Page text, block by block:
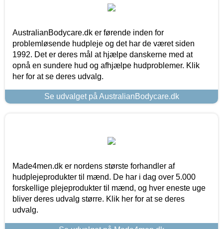
AustralianBodycare.dk er førende inden for
problemløsende hudpleje og det har de været siden
1992. Det er deres mål at hjælpe danskerne med at
opnå en sundere hud og afhjælpe hudproblemer. Klik
her for at se deres udvalg.
Se udvalget på AustralianBodycare.dk
Made4men.dk er nordens største forhandler af
hudplejeprodukter til mænd. De har i dag over 5.000
forskellige plejeprodukter til mænd, og hver eneste uge
bliver deres udvalg større. Klik her for at se deres
udvalg.